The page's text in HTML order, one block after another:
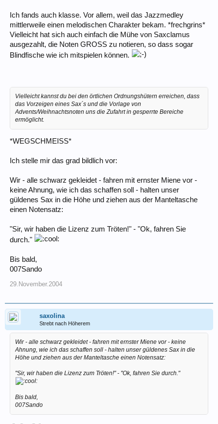
Ich fands auch klasse. Vor allem, weil das Jazzmedley
mittlerweile einen melodischen Charakter bekam. *frechgrins*
Vielleicht hat sich auch einfach die Mühe von Saxclamus
ausgezahlt, die Noten GROSS zu notieren, so dass sogar
Blindfische wie ich mitspielen können.
Vielleicht kannst du bei den örtlichen Ordnungshütern erreichen, dass
das Vorzeigen eines Sax´s und die Vorlage von
Advents/Weihnachtsnoten uns die Zufahrt in gesperrte Bereiche
ermöglicht.
*WEGSCHMEISS*
Ich stelle mir das grad bildlich vor:
Wir - alle schwarz gekleidet - fahren mit ernster Miene vor -
keine Ahnung, wie ich das schaffen soll - halten unser
güldenes Sax in die Höhe und ziehen aus der Manteltasche
einen Notensatz:
"Sir, wir haben die Lizenz zum Tröten!" - "Ok, fahren Sie
durch."
Bis bald,
007Sando
29.November.2004
saxolina
Strebt nach Höherem
Wir - alle schwarz gekleidet - fahren mit ernster Miene vor - keine
Ahnung, wie ich das schaffen soll - halten unser güldenes Sax in die
Höhe und ziehen aus der Manteltasche einen Notensatz:
"Sir, wir haben die Lizenz zum Tröten!" - "Ok, fahren Sie durch."
Bis bald,
007Sando